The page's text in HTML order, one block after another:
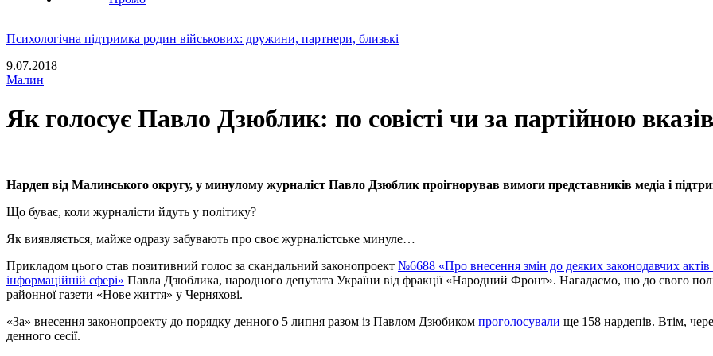
Психологічна підтримка родин військових: дружини, партнери, близькі
9.07.2018
Малин
Як голосує Павло Дзюблик: по совісті чи за партійною
Нардеп від Малинського округу, у минулому журналіст Павло Дзюблик проігнорував вимоги представників медіа і
Що буває, коли журналісти йдуть у політику?
Як виявляється, майже одразу забувають про своє журналістське минуле…
Прикладом цього став позитивний голос за скандальний законопроект №6688 «Про внесення змін до деяких законодавчих актів
інформаційній сфері» Павла Дзюблика, народного депутата України від фракції «Народний Фронт». Нагадаємо, що до свого
районної газети «Нове життя» у Черняхові.
«За» внесення законопроекту до порядку денного 5 липня разом із Павлом Дзюбиком проголосували ще 158 нардепів. Втім,
денного сесії.